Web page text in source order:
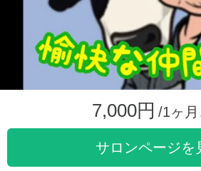
7,000円 /1ヶ月
サロンページを